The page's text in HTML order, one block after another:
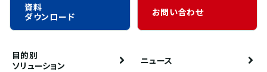
資料
ダウンロード
お問い合わせ
目的別
ソリューション
ニュース